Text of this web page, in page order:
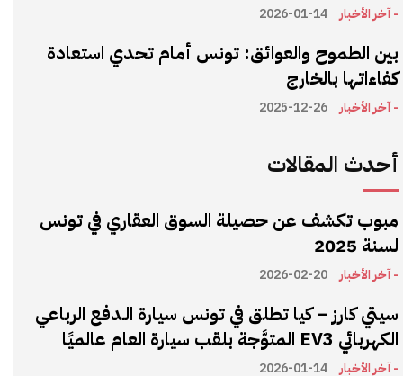
- آخر الأخبار 2026-01-14
بين الطموح والعوائق: تونس أمام تحدي استعادة
كفاءاتها بالخارج
- آخر الأخبار 2025-12-26
أحدث المقالات
مبوب تكشف عن حصيلة السوق العقاري في تونس
لسنة 2025
- آخر الأخبار 2026-02-20
سيتي كارز – كيا تطلق في تونس سيارة الـدفع الرباعي
الكهربائي EV3 المتوَّجة بلقب سيارة العام عالميًا
- آخر الأخبار 2026-01-14